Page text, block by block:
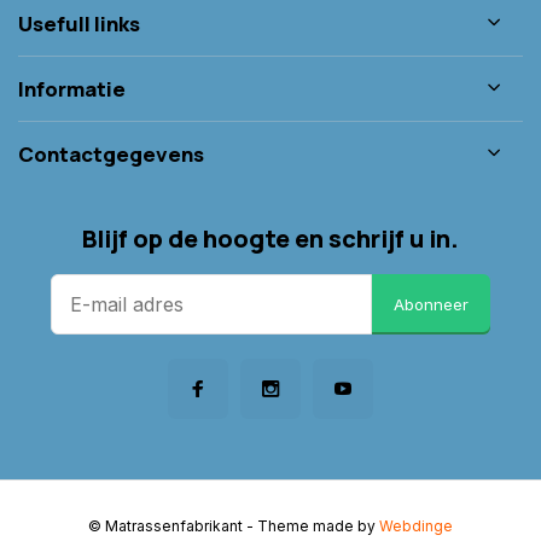
Usefull links
Informatie
Contactgegevens
Blijf op de hoogte en schrijf u in.
Abonneer
© Matrassenfabrikant - Theme made by Webdinge